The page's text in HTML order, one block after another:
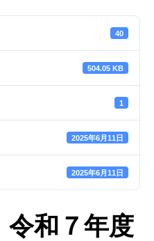
40
504.05 KB
1
2025年6月11日
2025年6月11日
令和７年度